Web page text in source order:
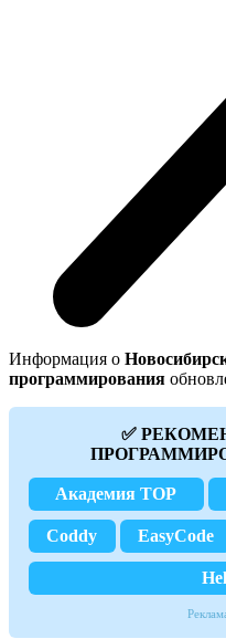
Информация о
программирования
✅
Академия TOP
Coddy EasyCode